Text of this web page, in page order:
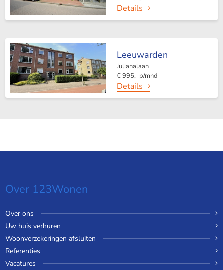
Details
Leeuwarden
Julianalaan
€ 995,- p/mnd
Details
Over 123Wonen
Over ons
Uw huis verhuren
Woonverzekeringen afsluiten
Referenties
Vacatures